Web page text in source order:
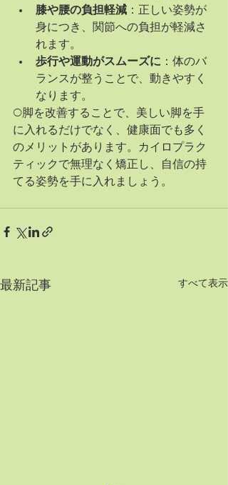
膝や腰の負担軽減 ：正しい姿勢が
身につき、関節への負担が軽減さ
れます。
歩行や運動がスムーズに ：体のバ
ランスが整うことで、動きやすく
なります。
O脚を改善することで、美しい脚を手
に入れるだけでなく、健康面でも多く
のメリットがあります。カイロプラク
ティックで無理なく矯正し、自信の持
てる姿勢を手に入れましょう。
最新記事 すべて表示